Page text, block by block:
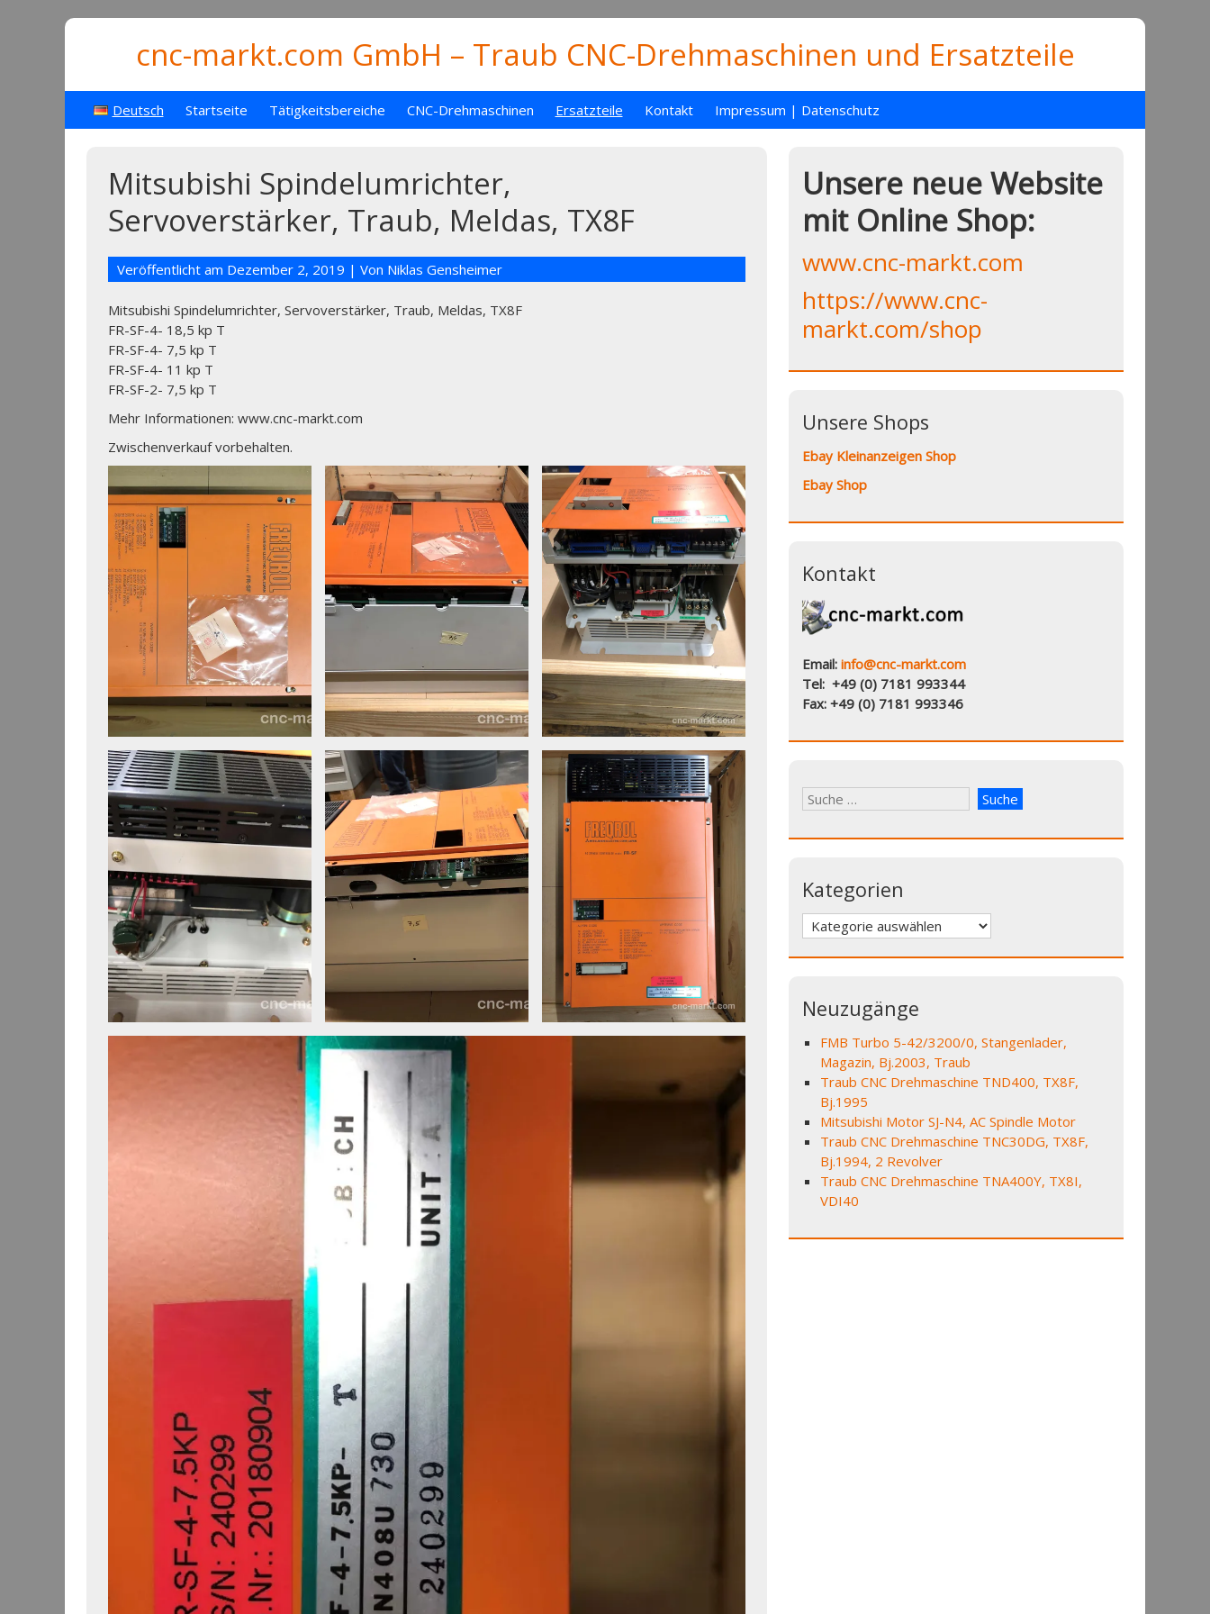
cnc-markt.com GmbH – Traub CNC-Drehmaschinen und Ersatzteile
Deutsch Startseite Tätigkeitsbereiche CNC-Drehmaschinen Ersatzteile Kontakt Impressum | Datenschutz
Mitsubishi Spindelumrichter,
Servoverstärker, Traub, Meldas, TX8F
Veröffentlicht am Dezember 2, 2019 | Von Niklas Gensheimer
Mitsubishi Spindelumrichter, Servoverstärker, Traub, Meldas, TX8F
FR-SF-4- 18,5 kp T
FR-SF-4- 7,5 kp T
FR-SF-4- 11 kp T
FR-SF-2- 7,5 kp T
Mehr Informationen: www.cnc-markt.com
Zwischenverkauf vorbehalten.
Unsere neue Website
mit Online Shop:
www.cnc-markt.com
https://www.cnc-
markt.com/shop
Unsere Shops
Ebay Kleinanzeigen Shop
Ebay Shop
Kontakt
Email: info@cnc-markt.com
Tel: +49 (0) 7181 993344
Fax: +49 (0) 7181 993346
Kategorien
Kategorien
Neuzugänge
FMB Turbo 5-42/3200/0, Stangenlader,
Magazin, Bj.2003, Traub
Traub CNC Drehmaschine TND400, TX8F,
Bj.1995
Mitsubishi Motor SJ-N4, AC Spindle Motor
Traub CNC Drehmaschine TNC30DG, TX8F,
Bj.1994, 2 Revolver
Traub CNC Drehmaschine TNA400Y, TX8I,
VDI40